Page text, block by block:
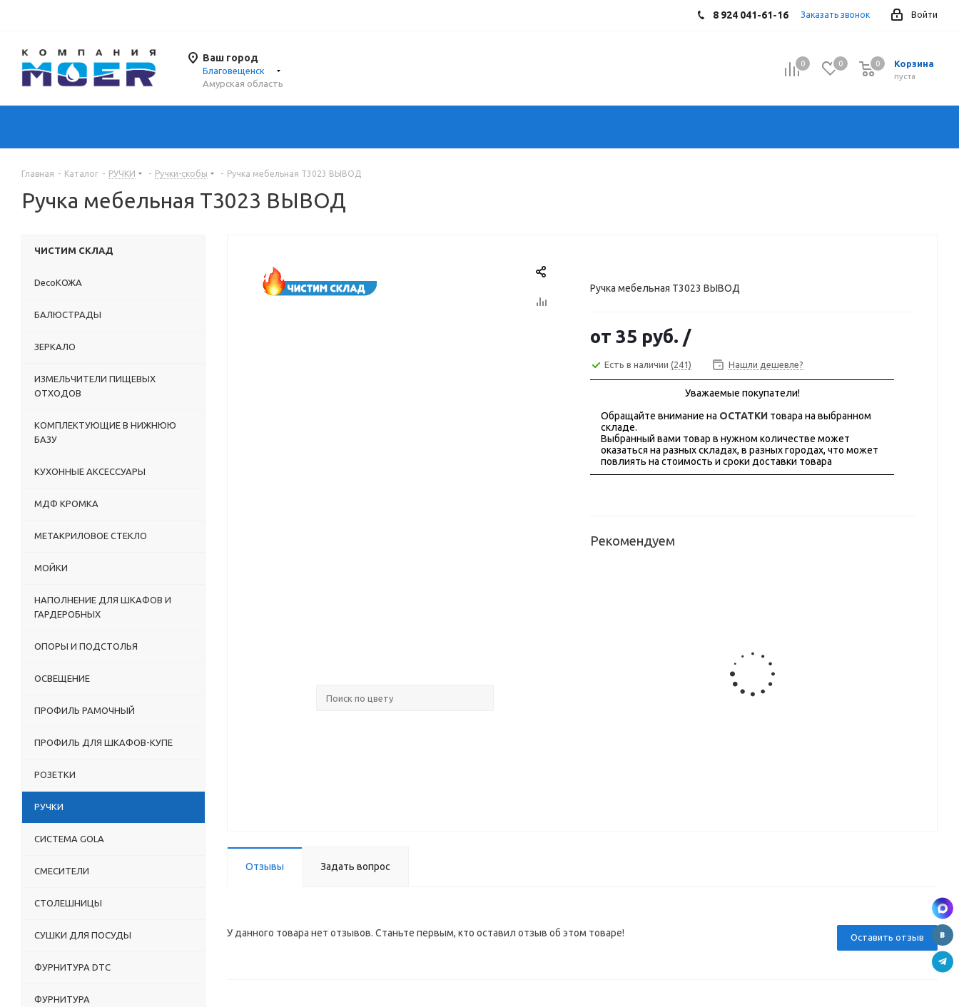
Войти
8 924 041-61-16 Заказать звонок
Ваш город
Благовещенск
Амурская область
0 0 Корзина
0
пуста
0
Главная - Каталог - РУЧКИ - Ручки-скобы - Ручка мебельная T3023 ВЫВОД
Ручка мебельная T3023 ВЫВОД
Ручка мебельная T3023 ВЫВОД
от 35 руб. /
Есть в наличии (241) Нашли дешевле?
Уважаемые покупатели!
Обращайте внимание на ОСТАТКИ товара на выбранном
складе.
Выбранный вами товар в нужном количестве может
оказаться на разных складах, в разных городах, что может
повлиять на стоимость и сроки доставки товара
Рекомендуем
Ручка-
кнопка
мебельная
BY21238, СР
Отзывы Задать вопрос
Оставить отзыв
У данного товара нет отзывов. Станьте первым, кто оставил отзыв об этом товаре!
ЧИСТИМ СКЛАД
DecoКОЖА
БАЛЮСТРАДЫ
ЗЕРКАЛО
ИЗМЕЛЬЧИТЕЛИ ПИЩЕВЫХ
ОТХОДОВ
КОМПЛЕКТУЮЩИЕ В НИЖНЮЮ
БАЗУ
КУХОННЫЕ АКСЕССУАРЫ
МДФ КРОМКА
МЕТАКРИЛОВОЕ СТЕКЛО
МОЙКИ
НАПОЛНЕНИЕ ДЛЯ ШКАФОВ И
ГАРДЕРОБНЫХ
ОПОРЫ И ПОДСТОЛЬЯ
ОСВЕЩЕНИЕ
ПРОФИЛЬ РАМОЧНЫЙ
ПРОФИЛЬ ДЛЯ ШКАФОВ-КУПЕ
РОЗЕТКИ
РУЧКИ
СИСТЕМА GOLA
СМЕСИТЕЛИ
СТОЛЕШНИЦЫ
СУШКИ ДЛЯ ПОСУДЫ
ФУРНИТУРА DTC
ФУРНИТУРА